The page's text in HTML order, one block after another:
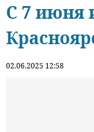
С 7 июня
02.06.2025 12:58